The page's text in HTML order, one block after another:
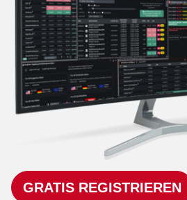
GRATIS REGISTRIEREN